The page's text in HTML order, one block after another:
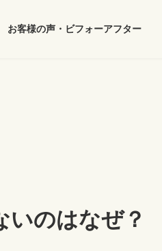
お客様の声・ビフォーアフター
いのはなぜ？